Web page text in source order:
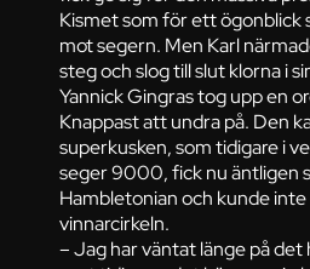
Kismet som för ett ögonblick
mot segern. Men Karl
steg och slog till slut klorna i
Yannick Gingras tog upp en
Knappast att undra på. Den
superkusken, som tidigare i
seger 9000, fick nu äntligen
Hambletonian och kunde
vinnarcirkeln.
– Jag har väntat länge på det